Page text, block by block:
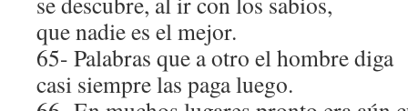
que nadie es el mejor.
65- Palabras que a otro el hombre diga
casi siempre las paga luego.